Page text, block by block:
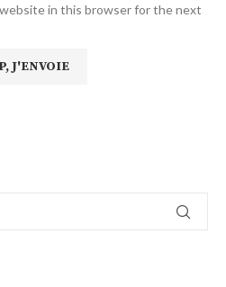
website in this browser for the next